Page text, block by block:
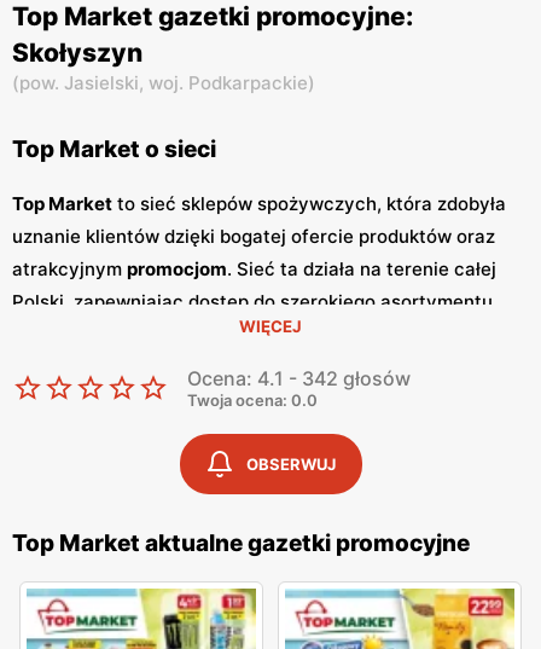
Top Market gazetki promocyjne:
Skołyszyn
(pow. Jasielski, woj. Podkarpackie)
Top Market o sieci
Top Market to sieć sklepów spożywczych, która zdobyła
uznanie klientów dzięki bogatej ofercie produktów oraz
atrakcyjnym promocjom. Sieć ta działa na terenie całej
Polski, zapewniając dostęp do szerokiego asortymentu
zarówno w dużych miastach, jak i mniejszych
miejscowościach. Top Market stawia na jakość oraz
konkurencyjneniskie ceny, co sprawia, że jest chętnie
wybierana przez polskich konsumentów. Top Market
gazetki promocyjne
, które pojawiają się
Gazetkite są pełne atrakcyjnych ofert i
rabatów na produkty codziennego użytku, świeże owoce i
warzywa, nabiał, mięso oraz artykuły chemiczne. Dzięki
regularnympromocjom, klienci mogą cieszyć sięniskimi
cenamina swoje ulubione produkty, co znacznie obniża
WIĘCEJ
Ocena: 4.1 - 342 głosów
Twoja ocena: 0.0
OBSERWUJ
Top Market aktualne gazetki promocyjne